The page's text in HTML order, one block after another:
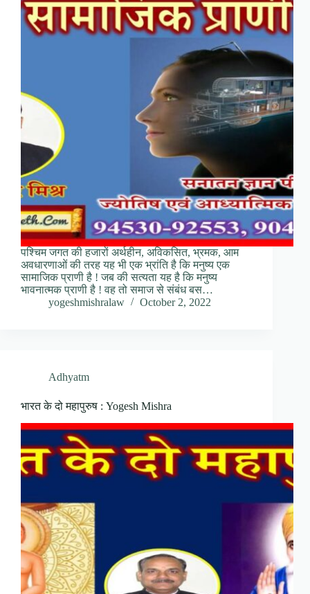
पश्चिम जगत की हजारों अर्थहीन, अविकसित, भ्रमक, आम
अवधारणाओं की तरह यह भी एक भ्रांति है कि मनुष्य एक
सामाजिक प्राणी है ! जब की सत्यता यह है कि मनुष्य
भावनात्मक प्राणी है ! वह तो समाज से संबंध बस…
yogeshmishralaw
October 2, 2022
Adhyatm
भारत के दो महापुरुष : Yogesh Mishra